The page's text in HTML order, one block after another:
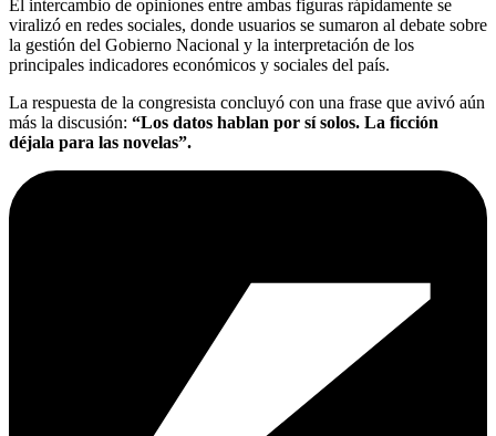
El intercambio de opiniones entre ambas figuras rápidamente se
viralizó en redes sociales, donde usuarios se sumaron al debate sobre
la gestión del Gobierno Nacional y la interpretación de los
principales indicadores económicos y sociales del país.
La respuesta de la congresista concluyó con una frase que avivó aún
más la discusión: “Los datos hablan por sí solos. La ficción
déjala para las novelas”.